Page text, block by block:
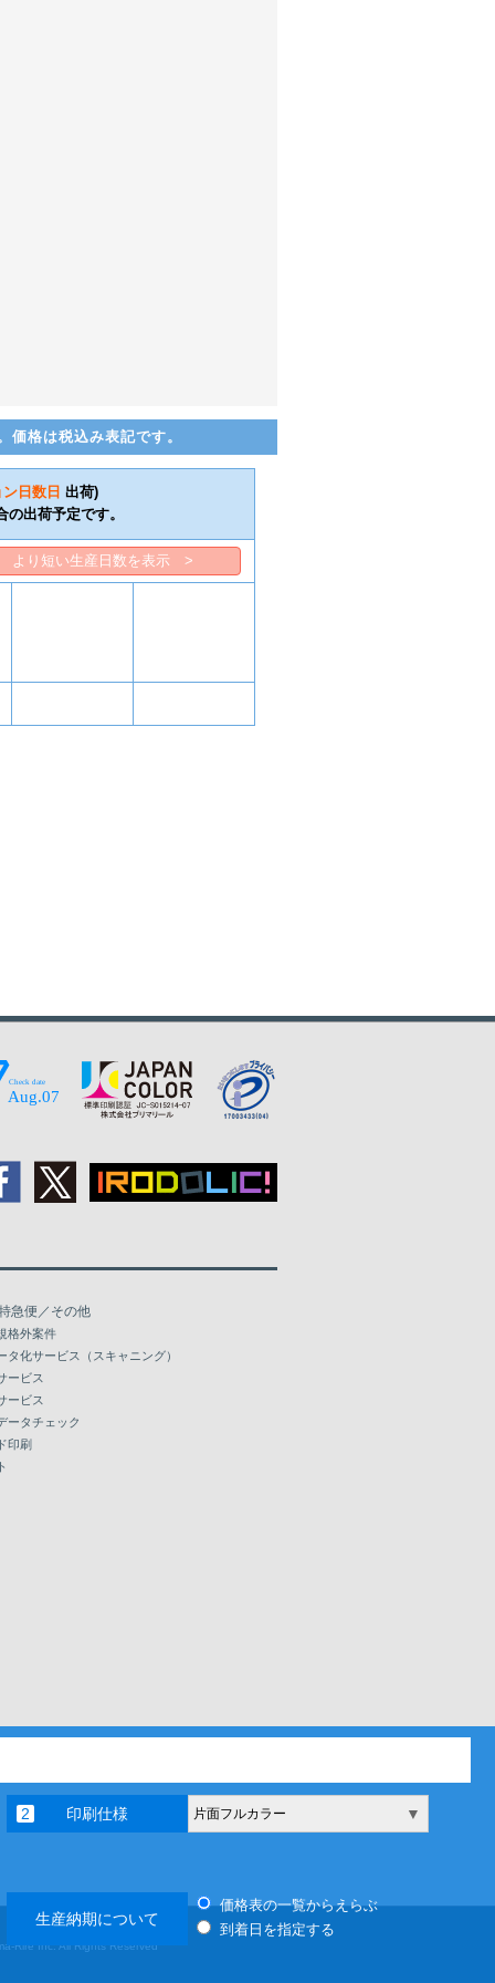
格は税込み表記です。
ン日数 日 出荷)
出荷予定です。
より短い生産日数を表示 >
印刷仕様 片面フルカラー ▼
生産納期について
価格表の一覧からえらぶ
到着日を指定する
急便／その他
格外案件
タ化サービス（スキャニング）
ービス
ービス
ータチェック
印刷
Rire Inc. All Rights Reserved